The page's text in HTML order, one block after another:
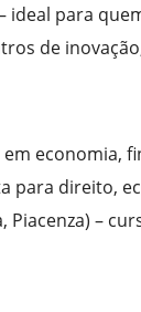
ideal para
de
economia,
para direito,
Piacenza) –